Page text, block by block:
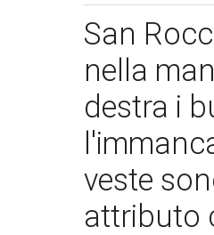
San
nella
destra i
veste
attributo